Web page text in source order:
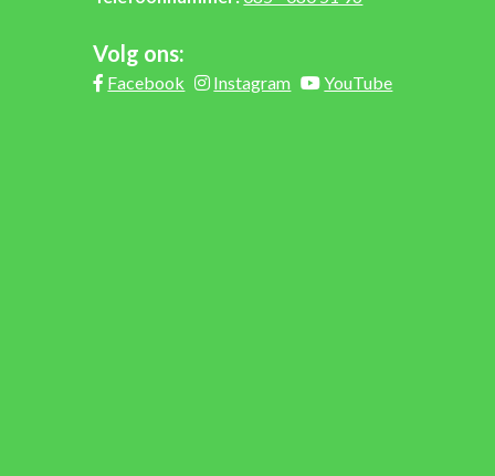
Volg ons:
Facebook Instagram YouTube